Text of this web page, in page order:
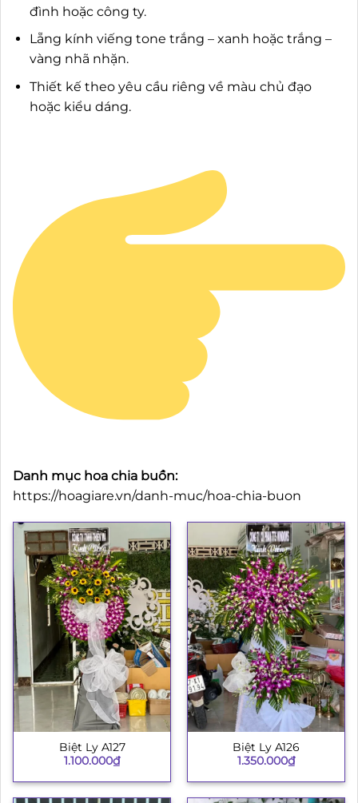
đình hoặc công ty.
Lẵng kính viếng tone trắng – xanh hoặc trắng –
vàng nhã nhặn.
Thiết kế theo yêu cầu riêng về màu chủ đạo
hoặc kiểu dáng.
Danh mục hoa chia buồn:
https://hoagiare.vn/danh-muc/hoa-chia-buon
Biệt Ly A127
1.100.000₫
Biệt Ly A126
1.350.000₫